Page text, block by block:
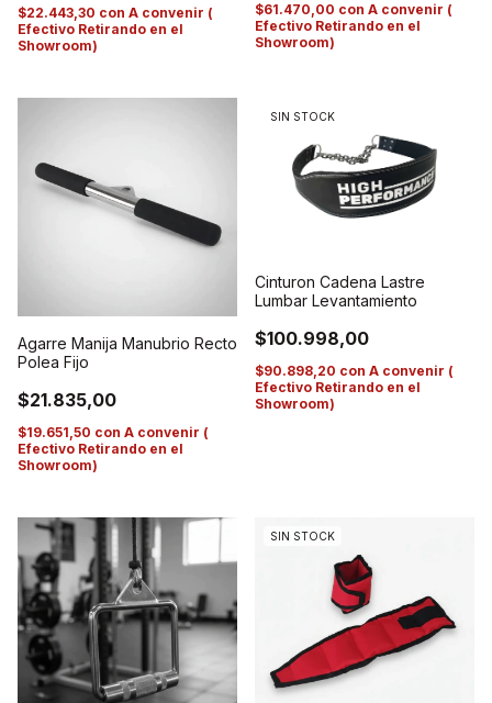
$22.443,30 con A convenir (
Efectivo Retirando en el
Showroom)
$61.470,00 con A convenir (
Efectivo Retirando en el
Showroom)
Agarre Manija Manubrio Recto
Polea Fijo
$21.835,00
$19.651,50 con A convenir (
Efectivo Retirando en el
Showroom)
SIN STOCK
Cinturon Cadena Lastre
Lumbar Levantamiento
$100.998,00
$90.898,20 con A convenir (
Efectivo Retirando en el
Showroom)
SIN STOCK